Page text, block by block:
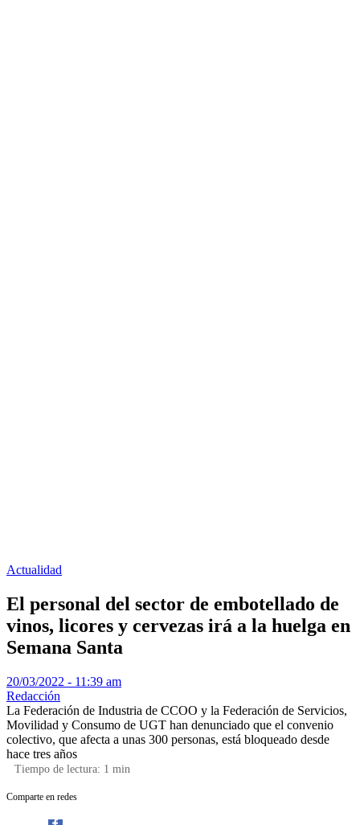
Actualidad
El personal del sector de embotellado de
vinos, licores y cervezas irá a la huelga en
Semana Santa
20/03/2022 - 11:39 am
Redacción
La Federación de Industria de CCOO y la Federación de Servicios,
Movilidad y Consumo de UGT han denunciado que el convenio
colectivo, que afecta a unas 300 personas, está bloqueado desde
hace tres años
Tiempo de lectura: 1 min
Comparte en redes